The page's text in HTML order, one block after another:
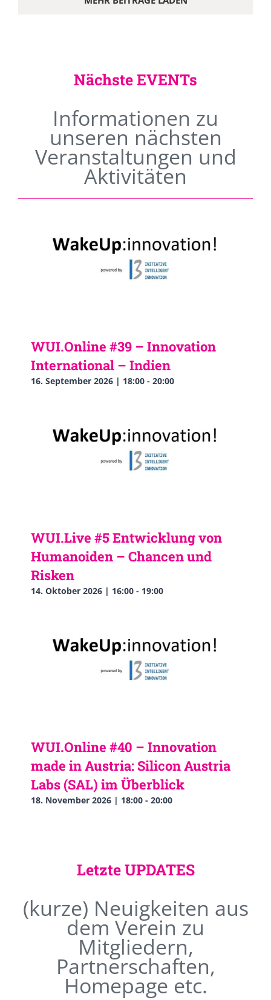
Nächste EVENTs
Informationen zu
unseren nächsten
Veranstaltungen und
Aktivitäten
WUI.Online #39 – Innovation
International – Indien
16. September 2026 | 18:00 - 20:00
WUI.Live #5 Entwicklung von
Humanoiden – Chancen und
Risken
14. Oktober 2026 | 16:00 - 19:00
WUI.Online #40 – Innovation
made in Austria: Silicon Austria
Labs (SAL) im Überblick
18. November 2026 | 18:00 - 20:00
Letzte UPDATES
(kurze) Neuigkeiten aus
dem Verein zu
Mitgliedern,
Partnerschaften,
Homepage etc.